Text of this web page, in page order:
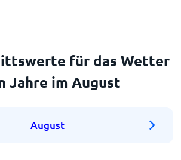
für das Wetter
Jahre im August
August